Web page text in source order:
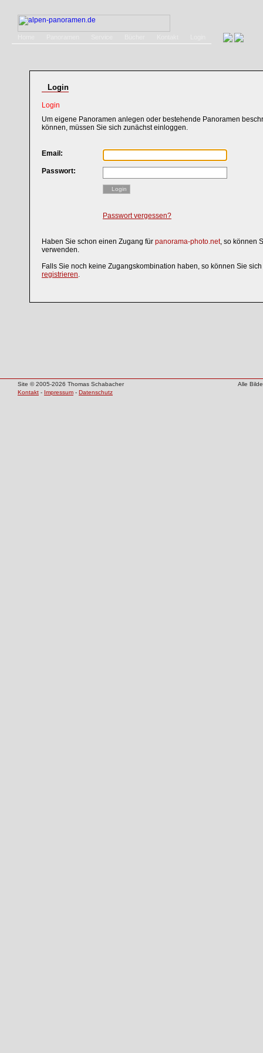
Login
Login
Um eigene Panoramen anlegen oder bestehende Panoramen
können, müssen Sie sich zunächst einloggen.
Email:
Passwort:
Login
Passwort vergessen?
Haben Sie schon einen Zugang für panorama-photo.net, so können
verwenden.
Falls Sie noch keine Zugangskombination haben, so können Sie sich
registrieren.
Site © 2005-2026 Thomas Schabacher
Alle
Kontakt - Impressum - Datenschutz